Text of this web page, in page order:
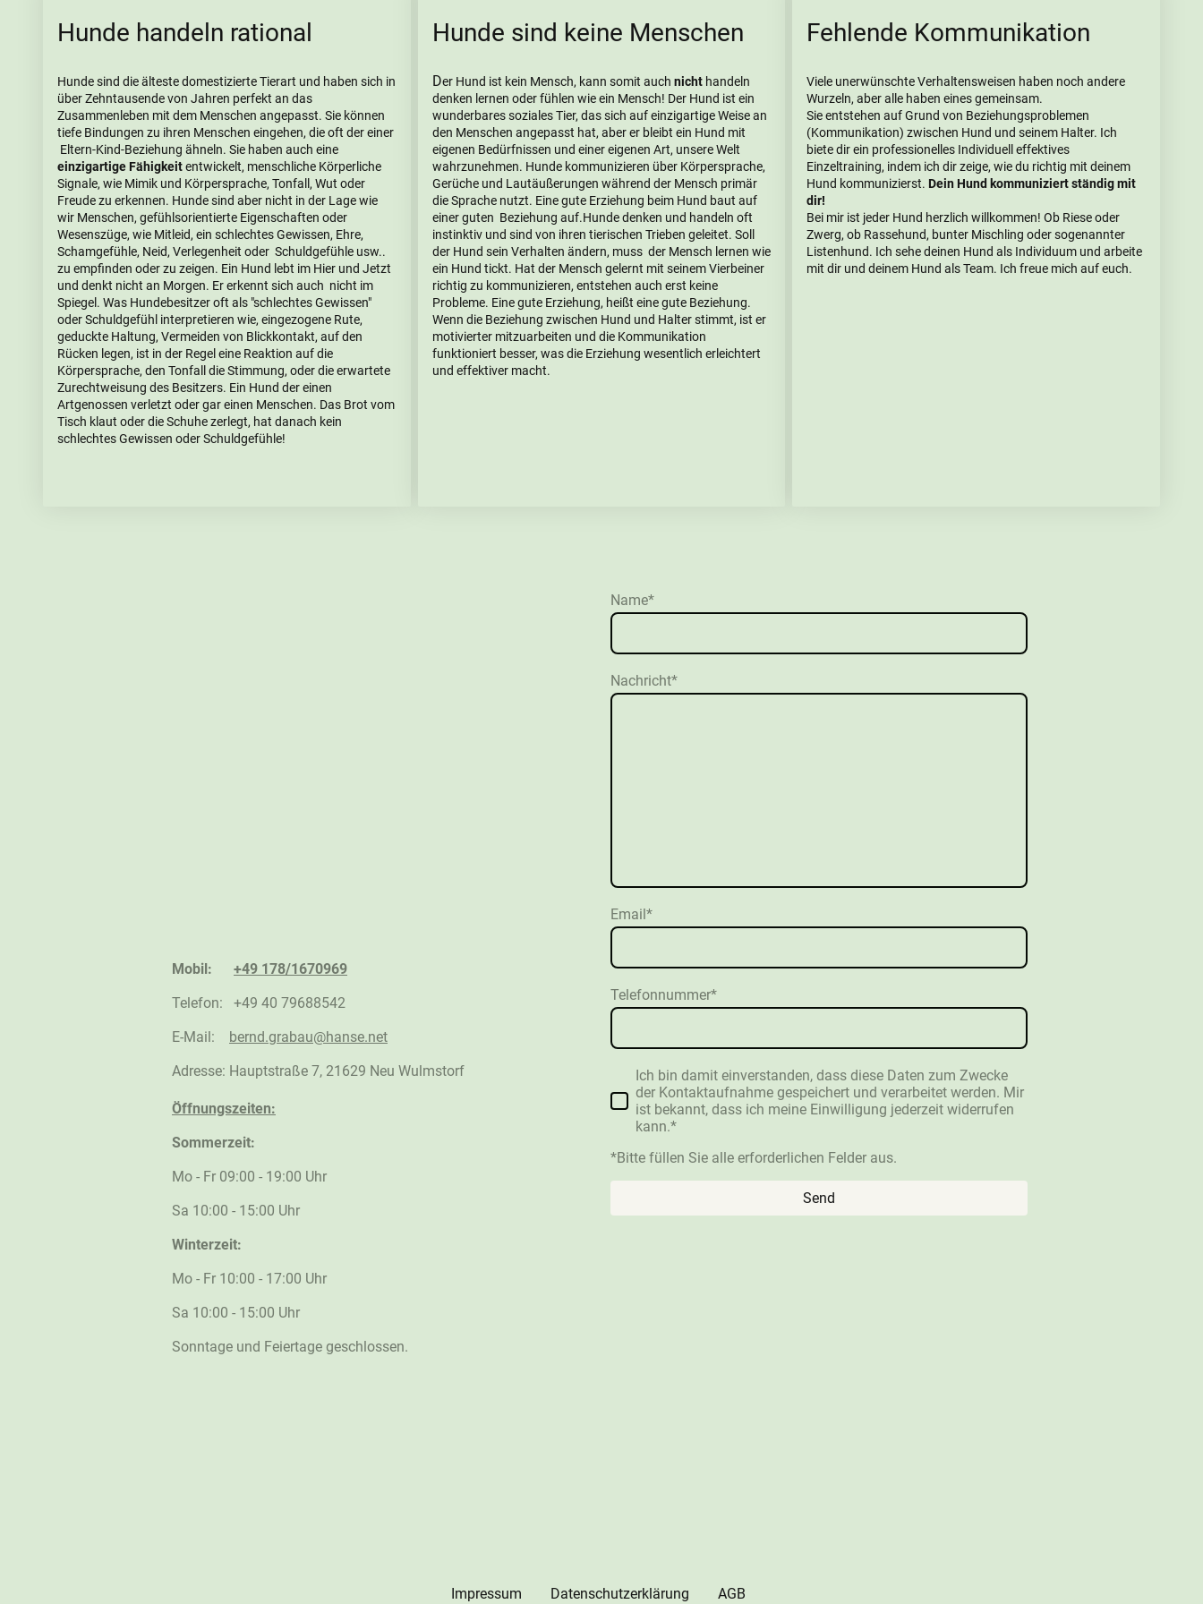
Hunde handeln rational
Hunde sind die älteste domestizierte Tierart und haben sich in
über Zehntausende von Jahren perfekt an das
Zusammenleben mit dem Menschen angepasst. Sie können
tiefe Bindungen zu ihren Menschen eingehen, dieoft der einer
Eltern-Kind-Beziehung ähneln. Sie haben auch eine
einzigartige Fähigkeitentwickelt, menschliche Körperliche
Signale, wie Mimik und Körpersprache, Tonfall, Wut oder
Freude zu erkennen. Hunde sind aber nicht in der Lage wie
wir Menschen, gefühlsorientierte Eigenschaften oder
Wesenszüge, wie Mitleid, ein schlechtes Gewissen, Ehre,
Schamgefühle, Neid, Verlegenheit oder Schuldgefühle usw..
zu empfinden oder zu zeigen. Ein Hund lebt im Hier und Jetzt
und denkt nicht an Morgen. Er erkennt sich auch nicht im
Spiegel. Was Hundebesitzer oft als "schlechtes Gewissen"
oder Schuldgefühl interpretieren wie, eingezogene Rute,
geduckte Haltung, Vermeiden von Blickkontakt, auf den
Rücken legen, ist in der Regel eine Reaktion auf die
Körpersprache, den Tonfall die Stimmung, oder die erwartete
Zurechtweisung des Besitzers. Ein Hund der einen
Artgenossen verletzt oder gar einen Menschen. Das Brot vom
Tisch klaut oder die Schuhe zerlegt, hat danach kein
schlechtes Gewissen oder Schuldgefühle!
Hunde sind keine Menschen
Der Hund ist kein Mensch, kann somit auch nicht handeln
denken lernen oder fühlen wie ein Mensch! Der Hund ist ein
wunderbares soziales Tier, das sich auf einzigartige Weise an
den Menschen angepasst hat, aber er bleibt ein Hund mit
eigenen Bedürfnissen und einer eigenen Art, unsere Welt
wahrzunehmen. Hunde kommunizieren über Körpersprache,
Gerüche und Lautäußerungen während der Mensch primär
die Sprache nutzt. Eine gute Erziehung beim Hund baut auf
einer guten Beziehung auf.Hunde denken und handeln oft
instinktiv und sind von ihren tierischen Trieben geleitet. Soll
der Hund sein Verhalten ändern, muss der Mensch lernen wie
ein Hund tickt. Hat der Mensch gelernt mit seinem Vierbeiner
richtig zu kommunizieren, entstehen auch erst keine
Probleme. Eine gute Erziehung, heißt eine gute Beziehung.
Wenn die Beziehung zwischen Hund und Halter stimmt, ist er
motivierter mitzuarbeiten und die Kommunikation
funktioniert besser, was die Erziehung wesentlich erleichtert
und effektiver macht.
Fehlende Kommunikation
Viele unerwünschte Verhaltensweisen haben noch andere
Wurzeln, aber alle haben eines gemeinsam.
Sie entstehen auf Grund von Beziehungsproblemen
(Kommunikation) zwischen Hund und seinem Halter. Ich
biete dir ein professionelles Individuell effektives
Einzeltraining, indem ich dir zeige, wie du richtig mit deinem
Hund kommunizierst.Dein Hund kommuniziert ständig mit
dir!
Bei mir ist jeder Hund herzlich willkommen! Ob Riese oder
Zwerg, ob Rassehund, bunter Mischling oder sogenannter
Listenhund. Ich sehe deinen Hund als Individuum und arbeite
mit dir und deinem Hund als Team. Ich freue mich auf euch.
Name*
Nachricht*
Email*
Telefonnummer*
Ich bin damit einverstanden, dass diese Daten zum Zwecke
der Kontaktaufnahme gespeichert und verarbeitet werden. Mir
ist bekannt, dass ich meine Einwilligung jederzeit widerrufen
kann.*
*Bitte füllen Sie alle erforderlichen Felder aus.
Send
Mobil: +49 178/1670969
Telefon: +49 40 79688542
E-Mail: bernd.grabau@hanse.net
Adresse: Hauptstraße 7, 21629 Neu Wulmstorf
Öffnungszeiten:
Sommerzeit:
Mo - Fr 09:00 - 19:00 Uhr
Sa 10:00 - 15:00 Uhr
Winterzeit:
Mo - Fr 10:00 - 17:00 Uhr
Sa 10:00 - 15:00 Uhr
Sonntage und Feiertage geschlossen.
Impressum Datenschutzerklärung AGB